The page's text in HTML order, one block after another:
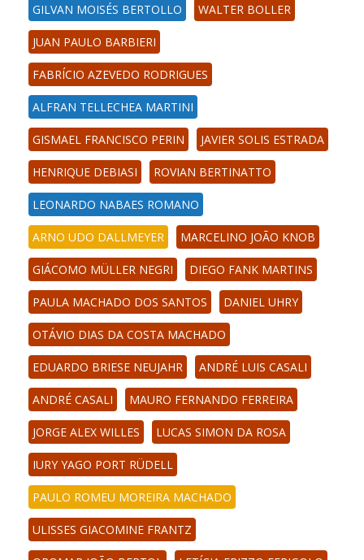
GILVAN MOISÉS BERTOLLO WALTER BOLLER
JUAN PAULO BARBIERI
FABRÍCIO AZEVEDO RODRIGUES
ALFRAN TELLECHEA MARTINI
GISMAEL FRANCISCO PERIN JAVIER SOLIS ESTRADA
HENRIQUE DEBIASI ROVIAN BERTINATTO
LEONARDO NABAES ROMANO
ARNO UDO DALLMEYER MARCELINO JOÃO KNOB
GIÁCOMO MÜLLER NEGRI DIEGO FANK MARTINS
PAULA MACHADO DOS SANTOS DANIEL UHRY
OTÁVIO DIAS DA COSTA MACHADO
EDUARDO BRIESE NEUJAHR ANDRÉ LUIS CASALI
ANDRÉ CASALI MAURO FERNANDO FERREIRA
JORGE ALEX WILLES LUCAS SIMON DA ROSA
IURY YAGO PORT RÜDELL
PAULO ROMEU MOREIRA MACHADO
ULISSES GIACOMINE FRANTZ